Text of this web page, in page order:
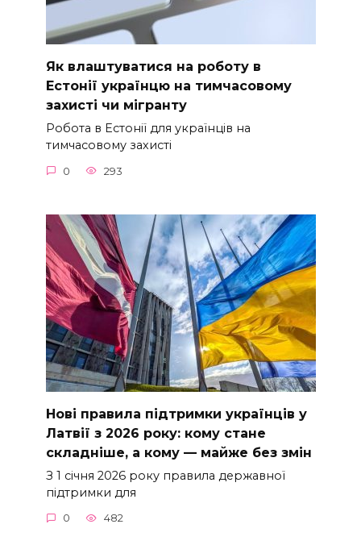
Як влаштуватися на роботу в
Естонії українцю на тимчасовому
захисті чи мігранту
Робота в Естонії для українців на
тимчасовому захисті
0 293
Нові правила підтримки українців у
Латвії з 2026 року: кому стане
складніше, а кому — майже без змін
З 1 січня 2026 року правила державної
підтримки для
0 482